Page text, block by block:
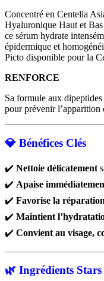
Concentré en Centella
Hyaluronique Haut et
ce sérum hydrate
épidermique et
Picto disponible pour la
RENFORCE
Sa formule aux
pour prévenir l’apparition
💎 Bénéfices Clés
✔️ Nettoie délicatement
✔️ Apaise
✔️ Favorise la
✔️ Maintient
✔️ Convient au visage,
🌿 Ingrédients Stars